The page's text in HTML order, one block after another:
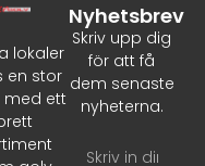
lokaler
en stor
med ett
Nyhetsbrev
Skriv upp dig
för att få
dem senaste
nyheterna.